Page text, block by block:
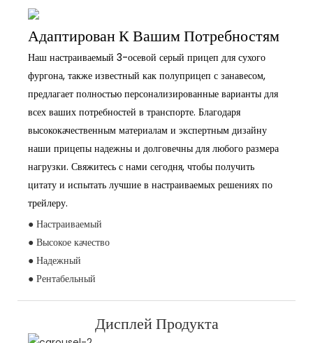
Адаптирован К Вашим Потребностям
Наш настраиваемый 3-осевой серый прицеп для сухого
фургона, также известный как полуприцеп с занавесом,
предлагает полностью персонализированные варианты для
всех ваших потребностей в транспорте. Благодаря
высококачественным материалам и экспертным дизайну
наши прицепы надежны и долговечны для любого размера
нагрузки. Свяжитесь с нами сегодня, чтобы получить
цитату и испытать лучшие в настраиваемых решениях по
трейлеру.
● Настраиваемый
● Высокое качество
● Надежный
● Рентабельный
Дисплей Продукта